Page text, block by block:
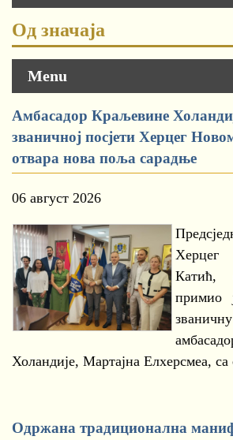
Од значаја
Menu
Амбасадор Краљевине
званичној посјети Херцег
отвара нова поља сарадње
06 август 2026
Катић,
примио
Холандије, Мартајна Елхерсмеа,
Одржана традиционална